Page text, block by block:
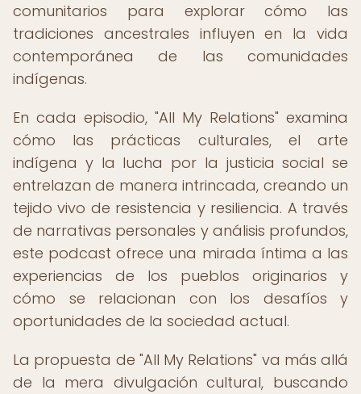
comunitarios para explorar cómo las
tradiciones ancestrales influyen en la vida
contemporánea de las comunidades
indígenas.
En cada episodio, "All My Relations" examina
cómo las prácticas culturales, el arte
indígena y la lucha por la justicia social se
entrelazan de manera intrincada, creando un
tejido vivo de resistencia y resiliencia. A través
de narrativas personales y análisis profundos,
este podcast ofrece una mirada íntima a las
experiencias de los pueblos originarios y
cómo se relacionan con los desafíos y
oportunidades de la sociedad actual.
La propuesta de "All My Relations" va más allá
de la mera divulgación cultural, buscando